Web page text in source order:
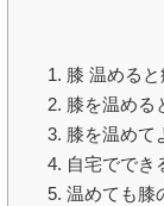
1. 膝 温める
2. 膝を温める
3. 膝を温めて
4. 自宅ででき
5. 温めても膝